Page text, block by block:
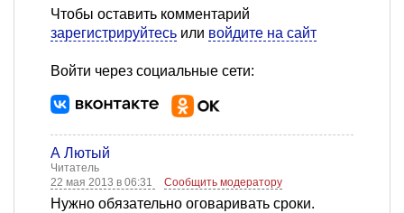
Чтобы оставить комментарий
зарегистрируйтесь или войдите на сайт
Войти через социальные сети:
А Лютый
Читатель
22 мая 2013 в 06:31
Сообщить модератору
Нужно обязательно оговаривать сроки.